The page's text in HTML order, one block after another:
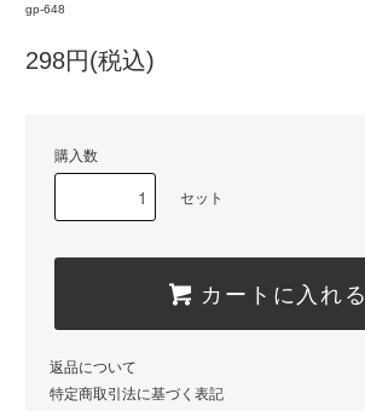
gp-648
298円(税込)
購入数
セット
カートに入れる
返品について
特定商取引法に基づく表記